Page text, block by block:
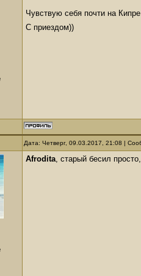
Чувствую себя почти на
С приездом))
Дата: Четверг, 09.03.2017, 21:08 |
Afrodita, старый бесил